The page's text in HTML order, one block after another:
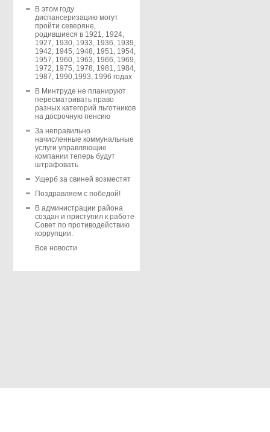
В этом году
диспансеризацию могут
пройти северяне,
родившиеся в 1921, 1924,
1927, 1930, 1933, 1936, 1939,
1942, 1945, 1948, 1951, 1954,
1957, 1960, 1963, 1966, 1969,
1972, 1975, 1978, 1981, 1984,
1987, 1990,1993, 1996 годах
В Минтруде не планируют
пересматривать право
разных категорий льготников
на досрочную пенсию
За неправильно
начисленные коммунальные
услуги управляющие
компании теперь будут
штрафовать
Ущерб за свиней возместят
Поздравляем с победой!
В администрации района
создан и приступил к работе
Совет по противодействию
коррупции.
Все новости